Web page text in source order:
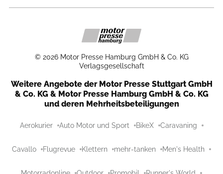
© 2026 Motor Presse Hamburg GmbH & Co. KG
Verlagsgesellschaft
Weitere Angebote der Motor Presse Stuttgart GmbH
& Co. KG & Motor Presse Hamburg GmbH & Co. KG
und deren Mehrheitsbeteiligungen
Aerokurier Auto Motor und Sport BikeX Caravaning
Cavallo Flugrevue Klettern mehr-tanken Men's Health